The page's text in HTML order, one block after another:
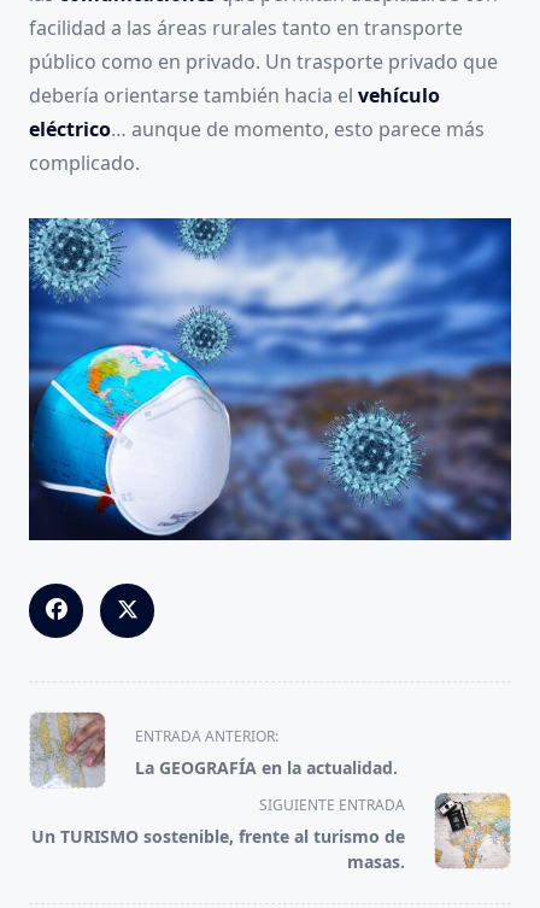
facilidad a las áreas rurales tanto en transporte
público como en privado. Un trasporte privado que
debería orientarse también hacia el vehículo
eléctrico… aunque de momento, esto parece más
complicado.
<span
class="nav-
subtitle
reader-
ENTRADA ANTERIOR:
La GEOGRAFÍA en la actualidad.
SIGUIENTE ENTRADA
Un TURISMO sostenible, frente al turismo de
masas.